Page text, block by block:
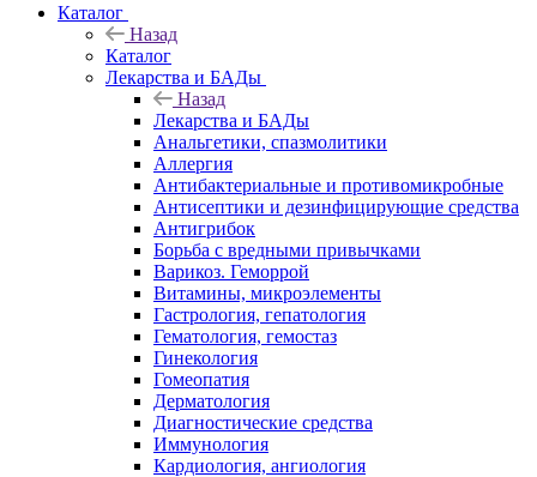
Каталог
Назад
Каталог
Лекарства и БАДы
Назад
Лекарства и БАДы
Анальгетики, спазмолитики
Аллергия
Антибактериальные и противомикробные
Антисептики и дезинфицирующие средства
Антигрибок
Борьба с вредными привычками
Варикоз. Геморрой
Витамины, микроэлементы
Гастрология, гепатология
Гематология, гемостаз
Гинекология
Гомеопатия
Дерматология
Диагностические средства
Иммунология
Кардиология, ангиология